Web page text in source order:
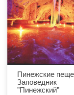
Пинежские
Заповедник
"Пинежский"